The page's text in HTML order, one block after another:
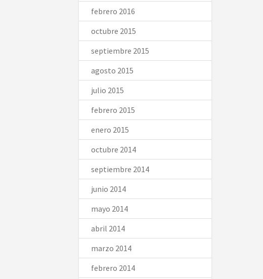
febrero 2016
octubre 2015
septiembre 2015
agosto 2015
julio 2015
febrero 2015
enero 2015
octubre 2014
septiembre 2014
junio 2014
mayo 2014
abril 2014
marzo 2014
febrero 2014